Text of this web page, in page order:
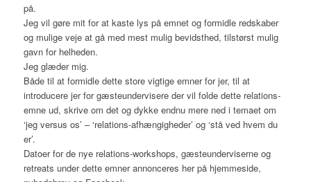
på.
Jeg vil gøre mit for at kaste lys på emnet og formidle redskaber
og mulige veje at gå med mest mulig bevidsthed, tilstørst mulig
gavn for helheden.
Jeg glæder mig.
Både til at formidle dette store vigtige emner for jer, til at
introducere jer for gæsteundervisere der vil folde dette relations-
emne ud, skrive om det og dykke endnu mere ned i temaet om
‘jeg versus os’ – ‘relations-afhængigheder’ og ‘stå ved hvem du
er’.
Datoer for de nye relations-workshops, gæsteunderviserne og
retreats under dette emner annonceres her på hjemmeside,